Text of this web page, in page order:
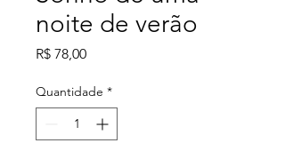
noite de verão
R$ 78,00Preço
Quantidade *